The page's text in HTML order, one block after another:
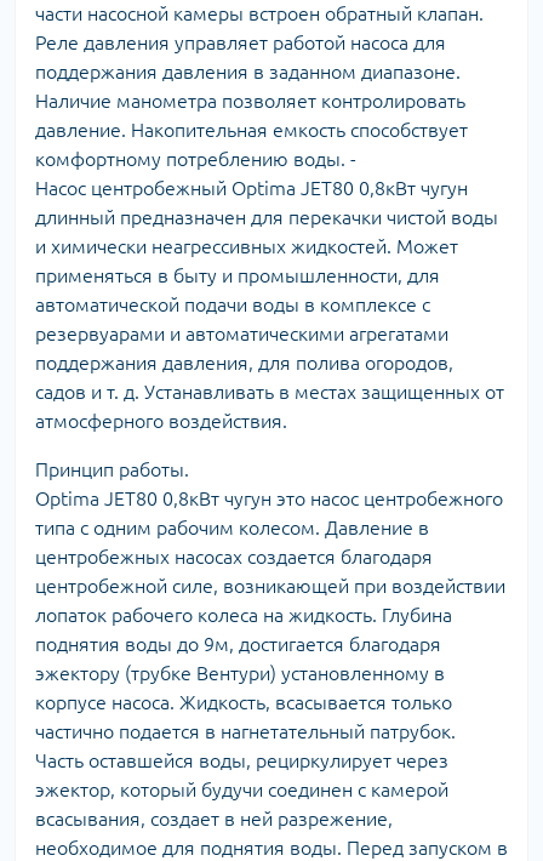
части насосной камеры встроен обратный клапан.
Реле давления управляет работой насоса для
поддержания давления в заданном диапазоне.
Наличие манометра позволяет контролировать
давление. Накопительная емкость способствует
комфортному потреблению воды. -
Насос центробежный Optima JET80 0,8кВт чугун
длинный предназначен для перекачки чистой воды
и химически неагрессивных жидкостей. Может
применяться в быту и промышленности, для
автоматической подачи воды в комплексе с
резервуарами и автоматическими агрегатами
поддержания давления, для полива огородов,
садов и т. д. Устанавливать в местах защищенных от
атмосферного воздействия.
Принцип работы.
Optima JET80 0,8кВт чугун это насос центробежного
типа с одним рабочим колесом. Давление в
центробежных насосах создается благодаря
центробежной силе, возникающей при воздействии
лопаток рабочего колеса на жидкость. Глубина
поднятия воды до 9м, достигается благодаря
эжектору (трубке Вентури) установленному в
корпусе насоса. Жидкость, всасывается только
частично подается в нагнетательный патрубок.
Часть оставшейся воды, рециркулирует через
эжектор, который будучи соединен с камерой
всасывания, создает в ней разрежение,
необходимое для поднятия воды. Перед запуском в